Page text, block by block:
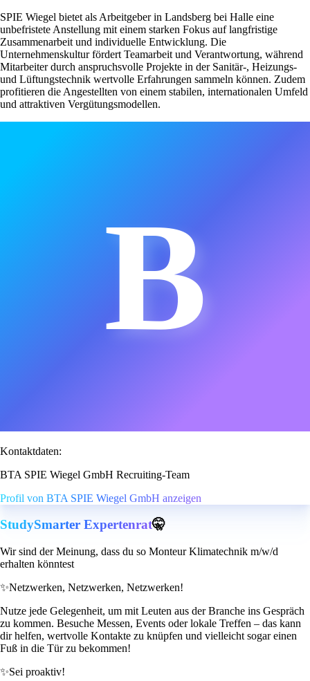
SPIE Wiegel bietet als Arbeitgeber in Landsberg bei Halle eine
unbefristete Anstellung mit einem starken Fokus auf langfristige
Zusammenarbeit und individuelle Entwicklung. Die
Unternehmenskultur fördert Teamarbeit und Verantwortung, während
Mitarbeiter durch anspruchsvolle Projekte in der Sanitär-, Heizungs-
und Lüftungstechnik wertvolle Erfahrungen sammeln können. Zudem
profitieren die Angestellten von einem stabilen, internationalen Umfeld
und attraktiven Vergütungsmodellen.
B
Kontaktdaten:
BTA SPIE Wiegel GmbH Recruiting-Team
Profil von BTA SPIE Wiegel GmbH anzeigen
StudySmarter Expertenrat🤫
Wir sind der Meinung, dass du so Monteur Klimatechnik m/w/d
erhalten könntest
✨Netzwerken, Netzwerken, Netzwerken!
Nutze jede Gelegenheit, um mit Leuten aus der Branche ins Gespräch
zu kommen. Besuche Messen, Events oder lokale Treffen – das kann
dir helfen, wertvolle Kontakte zu knüpfen und vielleicht sogar einen
Fuß in die Tür zu bekommen!
✨Sei proaktiv!